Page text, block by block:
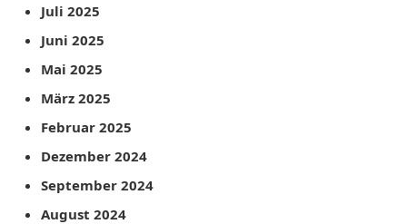
Juli 2025
Juni 2025
Mai 2025
März 2025
Februar 2025
Dezember 2024
September 2024
August 2024